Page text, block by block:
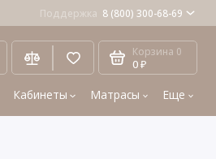
Поддержка 8 (800) 300-68-69
Корзина 0
0 ₽
Кабинеты Матрасы Еще